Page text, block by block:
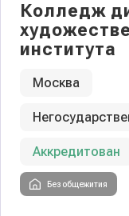
Колледж
института
Москва
Аккредитован
Без общежития